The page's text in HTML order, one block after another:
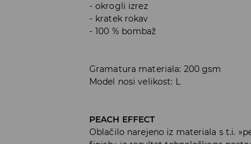
okrogli izrez
kratek rokav
100 % bombaž
Gramatura materiala: 200 gsm
Model nosi velikost: L
PEACH EFFECT
Oblačilo narejeno iz materiala s t.i.